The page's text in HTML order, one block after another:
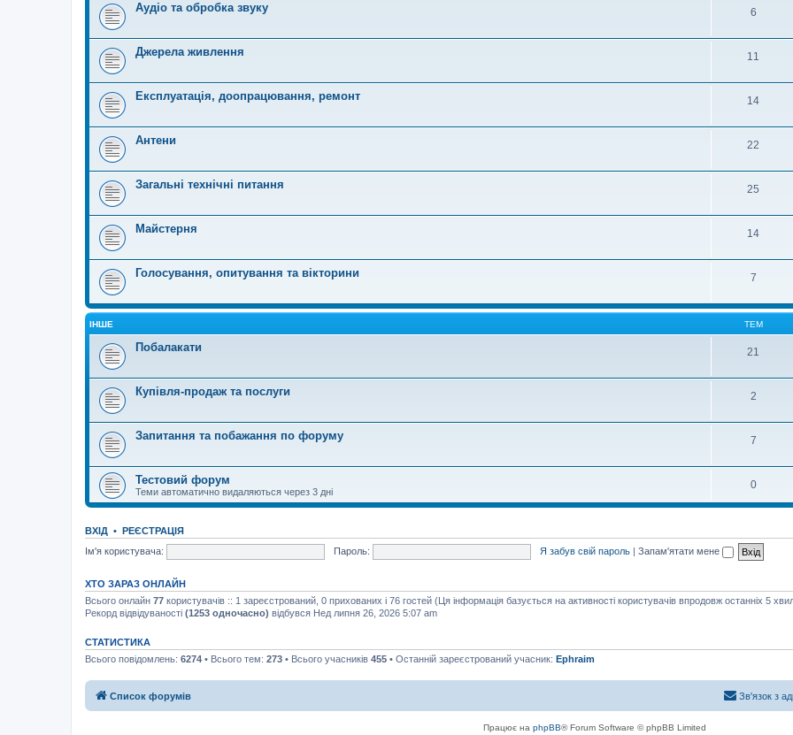
Аудіо та обробка звуку 6
Джерела живлення 11
Експлуатація, доопрацювання, ремонт 14
Антени 22
Загальні технічні питання 25
Майстерня 14
Голосування, опитування та вікторини 7
ІНШЕ ТЕМ
Побалакати 21
Купівля-продаж та послуги 2
Запитання та побажання по форуму 7
Тестовий форум
Теми автоматично видаляються через 3 дні
0
ВХІД • РЕЄСТРАЦІЯ
Ім'я користувача:
Пароль: Я забув свій пароль | Запам'ятати мене
ХТО ЗАРАЗ ОНЛАЙН
Всього онлайн 77 користувачів :: 1 зареєстрований, 0 прихованих і 76 гостей (Ця інформація базується на активності користувачів впродовж останніх 5
Рекорд відвідуваності (1253 одночасно) відбувся Нед липня 26, 2026 5:07 am
СТАТИСТИКА
Всього повідомлень: 6274 • Всього тем: 273 • Всього учасників 455 • Останній зареєстрований учасник: Ephraim
Список форумів Зв'язок з
Працює на phpBB® Forum Software © phpBB Limited